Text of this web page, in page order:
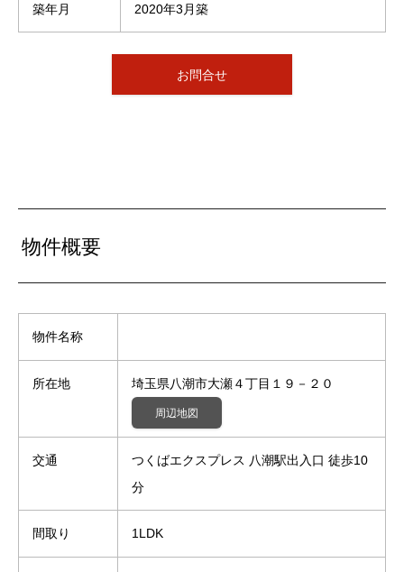
築年月 2020年3月築
お問合せ
物件概要
物件名称
所在地 埼玉県八潮市大瀬４丁目１９－２０
周辺地図
交通
つくばエクスプレス 八潮駅出入口 徒歩10
分
間取り 1LDK